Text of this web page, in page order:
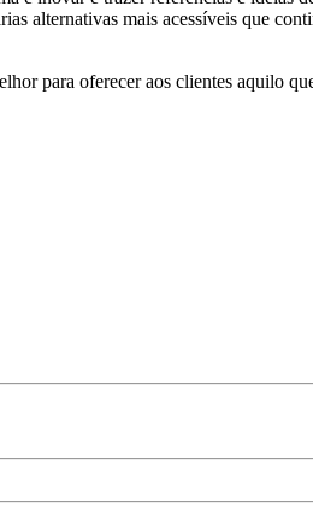
alternativas mais acessíveis que
para oferecer aos clientes aquilo